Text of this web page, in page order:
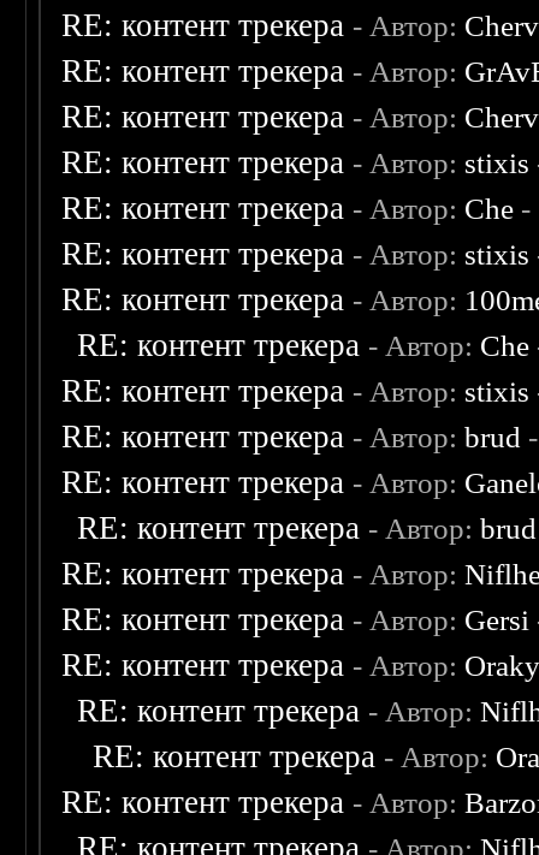
RE: контент трекера - Автор:
RE: контент трекера - Автор:
RE: контент трекера - Автор:
RE: контент трекера - Автор: stixis
RE: контент трекера - Автор: Che -
RE: контент трекера - Автор: stixis
RE: контент трекера - Автор:
RE: контент трекера - Автор: Che
RE: контент трекера - Автор: stixis
RE: контент трекера - Автор:brud
RE: контент трекера - Автор:
RE: контент трекера - Автор:brud
RE: контент трекера - Автор:
RE: контент трекера - Автор: Gersi
RE: контент трекера - Автор:
RE: контент трекера - Автор:
RE: контент трекера - Автор:
RE: контент трекера - Автор:
- Автор: